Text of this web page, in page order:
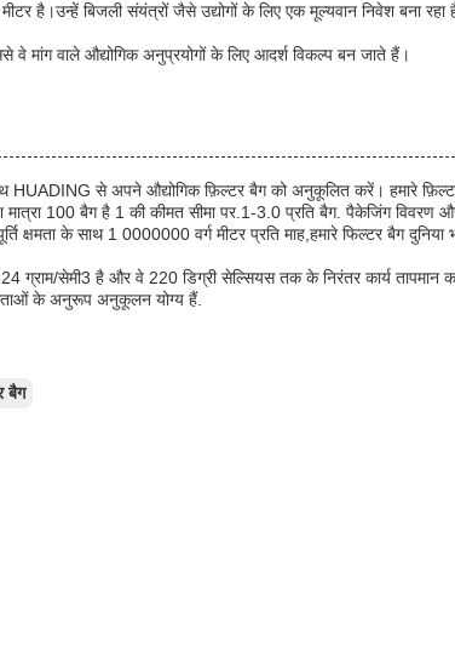
है।उन्हें बिजली संयंत्रों जैसे उद्योगों के लिए एक मूल्यवान निवेश बना रहा
वे मांग वाले औद्योगिक अनुप्रयोगों के लिए आदर्श विकल्प बन जाते हैं।
HUADING से अपने औद्योगिक फ़िल्टर बैग को अनुकूलित करें। हमारे
100 बैग है 1 की कीमत सीमा पर.1-3.0 प्रति बैग. पैकेजिंग विवरण
के साथ 1 0000000 वर्ग मीटर प्रति माह,हमारे फिल्टर बैग दुनिया
ग्राम/सेमी3 है और वे 220 डिग्री सेल्सियस तक के निरंतर कार्य तापमान
के अनुरूप अनुकूलन योग्य हैं.
बैग